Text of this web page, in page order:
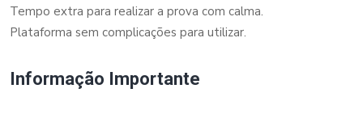
Tempo extra para realizar a prova com calma.
Plataforma sem complicações para utilizar.
Informação Importante